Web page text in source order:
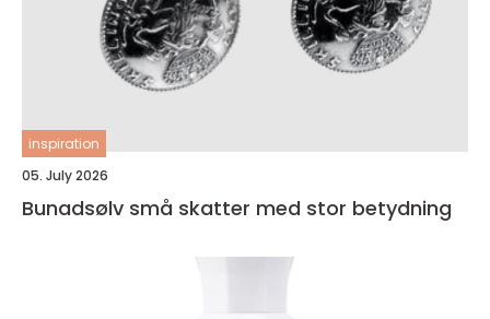
inspiration
05. July 2026
Bunadsølv små skatter med stor betydning